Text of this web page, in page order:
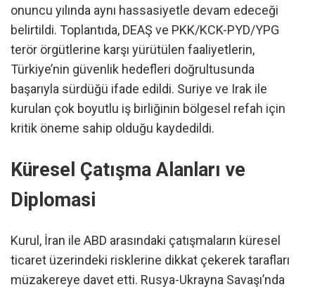
onuncu yılında aynı hassasiyetle devam edeceği
belirtildi. Toplantıda, DEAŞ ve PKK/KCK-PYD/YPG
terör örgütlerine karşı yürütülen faaliyetlerin,
Türkiye’nin güvenlik hedefleri doğrultusunda
başarıyla sürdüğü ifade edildi. Suriye ve Irak ile
kurulan çok boyutlu iş birliğinin bölgesel refah için
kritik öneme sahip olduğu kaydedildi.
Küresel Çatışma Alanları ve
Diplomasi
Kurul, İran ile ABD arasındaki çatışmaların küresel
ticaret üzerindeki risklerine dikkat çekerek tarafları
müzakereye davet etti. Rusya-Ukrayna Savaşı’nda